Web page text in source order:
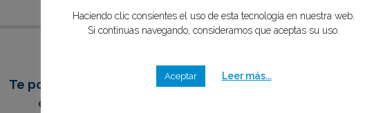
2 3
Te ponemos en contacto
con los mejores
Eliges tu mejor opción,
nuestro sitio web para personalizar contenido y publicidad,
proporcionar funcionalidades a las redes sociales, o analizar nuestro
Haciendo clic consientes el uso de esta tecnología en nuestra web.
Si continuas navegando, consideramos que aceptas su uso.